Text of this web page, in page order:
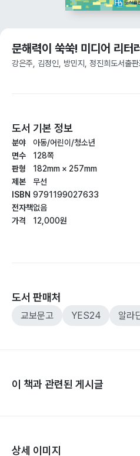
문해력이 쑥쑥! 미디어 리터
강은주, 김정인, 방민지, 정진희 도서출
도서 기본 정보
분야
면수
판형
제본
ISBN
전자책
가격
아동/어린이/청소년
128쪽
182mm × 257mm
무선
9791199027633
없음
12,000원
도서 판매처
교보문고 YES24 알라
이 책과 관련된 게시글
상세 이미지